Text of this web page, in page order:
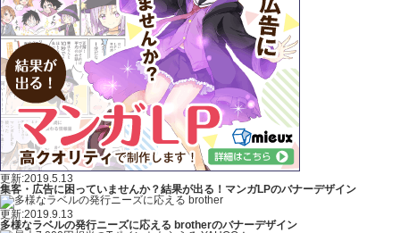
更新:2019.5.13
集客・広告に困っていませんか？結果が出る！マンガLPのバナーデザイン
更新:2019.9.13
多様なラベルの発行ニーズに応える brotherのバナーデザイン